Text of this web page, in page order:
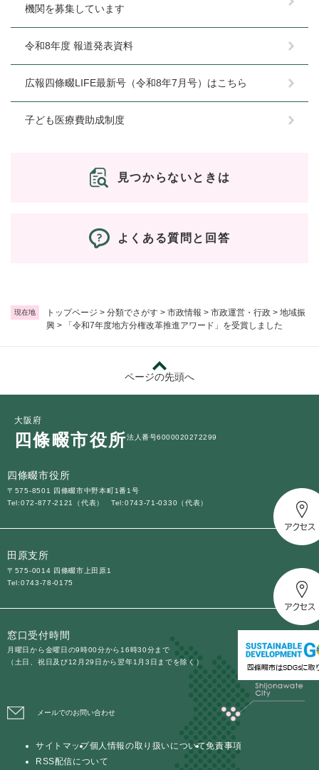
現在地 トップページ > 分類でさがす > 市政情報 > 市政運営・行政 > 地域振
興 > 「令和7年度地方分権改革推進アワード」を受賞しました
機関を募集しています
令和8年度 報道発表資料
広報四條畷LIFE最新号（令和8年7月号）はこちら
子ども医療費助成制度
見つからないときは
よくある質問と回答
ページの先頭へ
大阪府
四條畷市役所法人番号6000020272299
四條畷市役所
〒575-8501 四條畷市中野本町1番1号
Tel:072-877-2121（代表）
Tel:0743-71-0330（代表）
田原支所
〒575-0014 四條畷市上田原1
Tel:0743-78-0175
窓口受付時間
月曜日から金曜日の9時00分から16時30分まで
（土日、祝日及び12月29日から翌年1月3日までを除く）
メールでのお問い合わせ
サイトマップ個人情報の取り扱いについて免責事項
RSS配信について